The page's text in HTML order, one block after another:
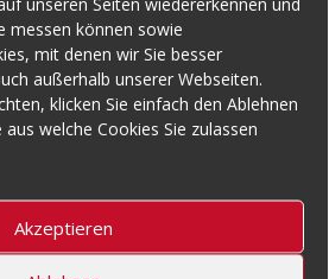
messen können sowie
mit denen wir Sie besser
außerhalb unserer Webseiten.
klicken Sie einfach den Ablehnen
welche Cookies Sie zulassen
Akzeptieren
noch höher
unterstreicht einmal mehr
der steinexpo im Markt.
die Aussteller die
der
GmbH. Professionell
erprobte Aufbau- und